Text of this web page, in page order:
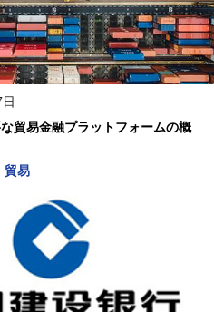
貿易金融プラットフォームの概
貿易